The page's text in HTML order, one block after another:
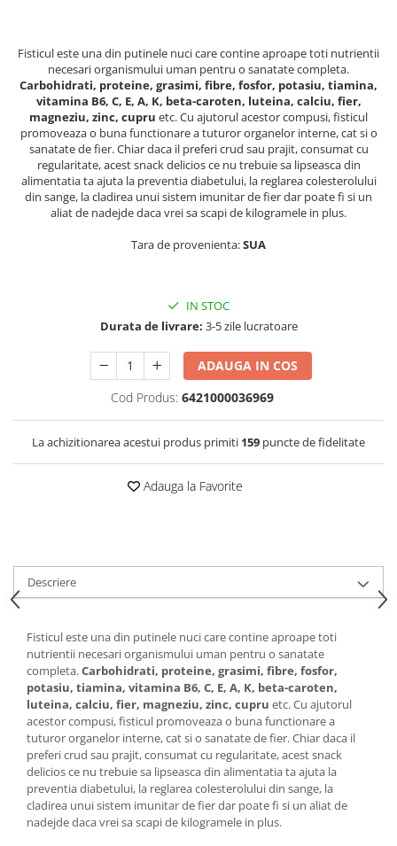
TOATE PRODUSELE
Fisticul este una din putinele nuci care contine aproape toti nutrientii
necesari organismului uman pentru o sanatate completa.
Carbohidrati, proteine, grasimi, fibre, fosfor, potasiu, tiamina,
vitamina B6, C, E, A, K, beta-caroten, luteina, calciu, fier,
magneziu, zinc, cupru etc. Cu ajutorul acestor compusi, fisticul
promoveaza o buna functionare a tuturor organelor interne, cat si o
sanatate de fier. Chiar daca il preferi crud sau prajit, consumat cu
regularitate, acest snack delicios ce nu trebuie sa lipseasca din
alimentatia ta ajuta la preventia diabetului, la reglarea colesterolului
din sange, la cladirea unui sistem imunitar de fier dar poate fi si un
aliat de nadejde daca vrei sa scapi de kilogramele in plus.
Tara de provenienta:SUA
IN STOC
Durata de livrare: 3-5 zile lucratoare
ADAUGA IN COS
Cod Produs: 6421000036969
La achizitionarea acestui produs primiti 159 puncte de fidelitate
Adauga la Favorite
Descriere
Fisticul este una din putinele nuci care contine aproape toti
nutrientii necesari organismului uman pentru o sanatate
completa.Carbohidrati, proteine, grasimi, fibre, fosfor,
potasiu, tiamina, vitamina B6, C, E, A, K, beta-caroten,
luteina, calciu, fier, magneziu, zinc, cupru etc. Cu ajutorul
acestor compusi, fisticul promoveaza o buna functionare a
tuturor organelor interne, cat si o sanatate de fier. Chiar daca il
preferi crud sau prajit, consumat cu regularitate, acest snack
delicios ce nu trebuie sa lipseasca din alimentatia ta ajuta la
preventia diabetului, la reglarea colesterolului din sange, la
cladirea unui sistem imunitar de fier dar poate fi si un aliat de
nadejde daca vrei sa scapi de kilogramele in plus.